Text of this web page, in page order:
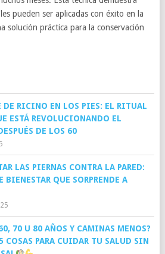
pueden ser aplicadas con éxito en la
solución práctica para la conservación
DE RICINO EN LOS PIES: EL RITUAL
ESTÁ REVOLUCIONANDO EL
DE LOS 60
LAS PIERNAS CONTRA LA PARED:
BIENESTAR QUE SORPRENDE A
70 U 80 AÑOS Y CAMINAS MENOS?
COSAS PARA CUIDAR TU SALUD SIN